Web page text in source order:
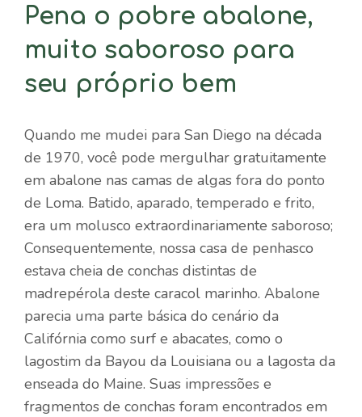
Pena o pobre abalone,
muito saboroso para
seu próprio bem
Quando me mudei para San Diego na década
de 1970, você pode mergulhar gratuitamente
em abalone nas camas de algas fora do ponto
de Loma. Batido, aparado, temperado e frito,
era um molusco extraordinariamente saboroso;
Consequentemente, nossa casa de penhasco
estava cheia de conchas distintas de
madrepérola deste caracol marinho. Abalone
parecia uma parte básica do cenário da
Califórnia como surf e abacates, como o
lagostim da Bayou da Louisiana ou a lagosta da
enseada do Maine. Suas impressões e
fragmentos de conchas foram encontrados em